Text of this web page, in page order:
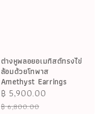
ต่างหูพลอยอเมทิสต์ทรงไข่
ล้อมด้วยโทพาส
Amethyst Earrings
Sale
price
฿ 5,900.00
฿ 6,800.00